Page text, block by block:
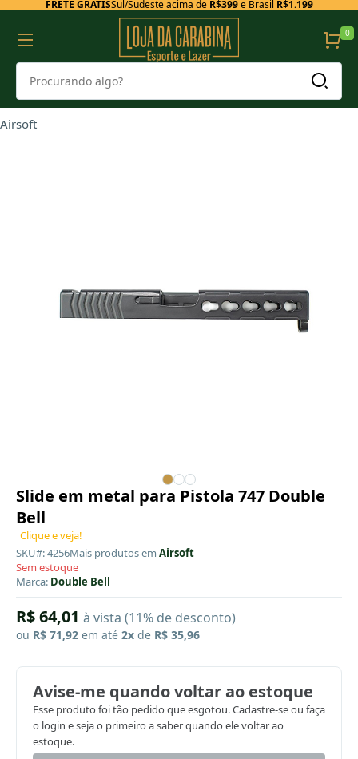
FRETE GRÁTISSul/Sudeste acima de R$399e Brasil R$1.199
0
Airsoft
Slide em metal para Pistola 747 Double
Bell
Clique e veja!
SKU#: 4256Mais produtos em Airsoft
Sem estoque
Marca: Double Bell
R$ 64,01 à vista (11% de desconto)
ou R$ 71,92 em até 2x de R$ 35,96
Avise-me quando voltar ao estoque
Esse produto foi tão pedido que esgotou. Cadastre-se ou faça
o login e seja o primeiro a saber quando ele voltar ao
estoque.